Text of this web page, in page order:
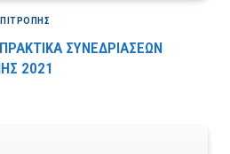
ΣΥΝΕΔΡΙΑΣΕΩΝ
2021